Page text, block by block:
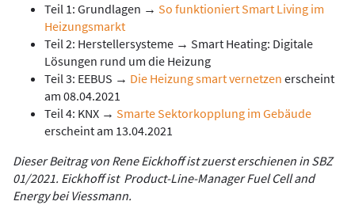
Teil 1: Grundlagen → So funktioniert Smart Living im
Heizungsmarkt
Teil 2: Herstellersysteme → Smart Heating: Digitale
Lösungen rund um die Heizung
Teil 3: EEBUS → Die Heizung smart vernetzen erscheint
am 08.04.2021
Teil 4: KNX → Smarte Sektorkopplung im Gebäude
erscheint am 13.04.2021
Dieser Beitrag von Rene Eickhoff ist zuerst erschienen in SBZ
01/2021. Eickhoff ist Product-Line-Manager Fuel Cell and
Energy bei Viessmann.